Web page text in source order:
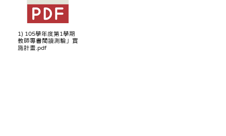
1) 105學年度第1學期
教師專書閱讀測驗」實
施計畫.pdf